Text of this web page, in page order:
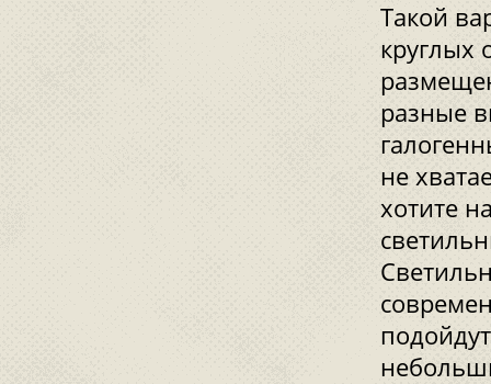
Такой
круглых
разные
не
хотите